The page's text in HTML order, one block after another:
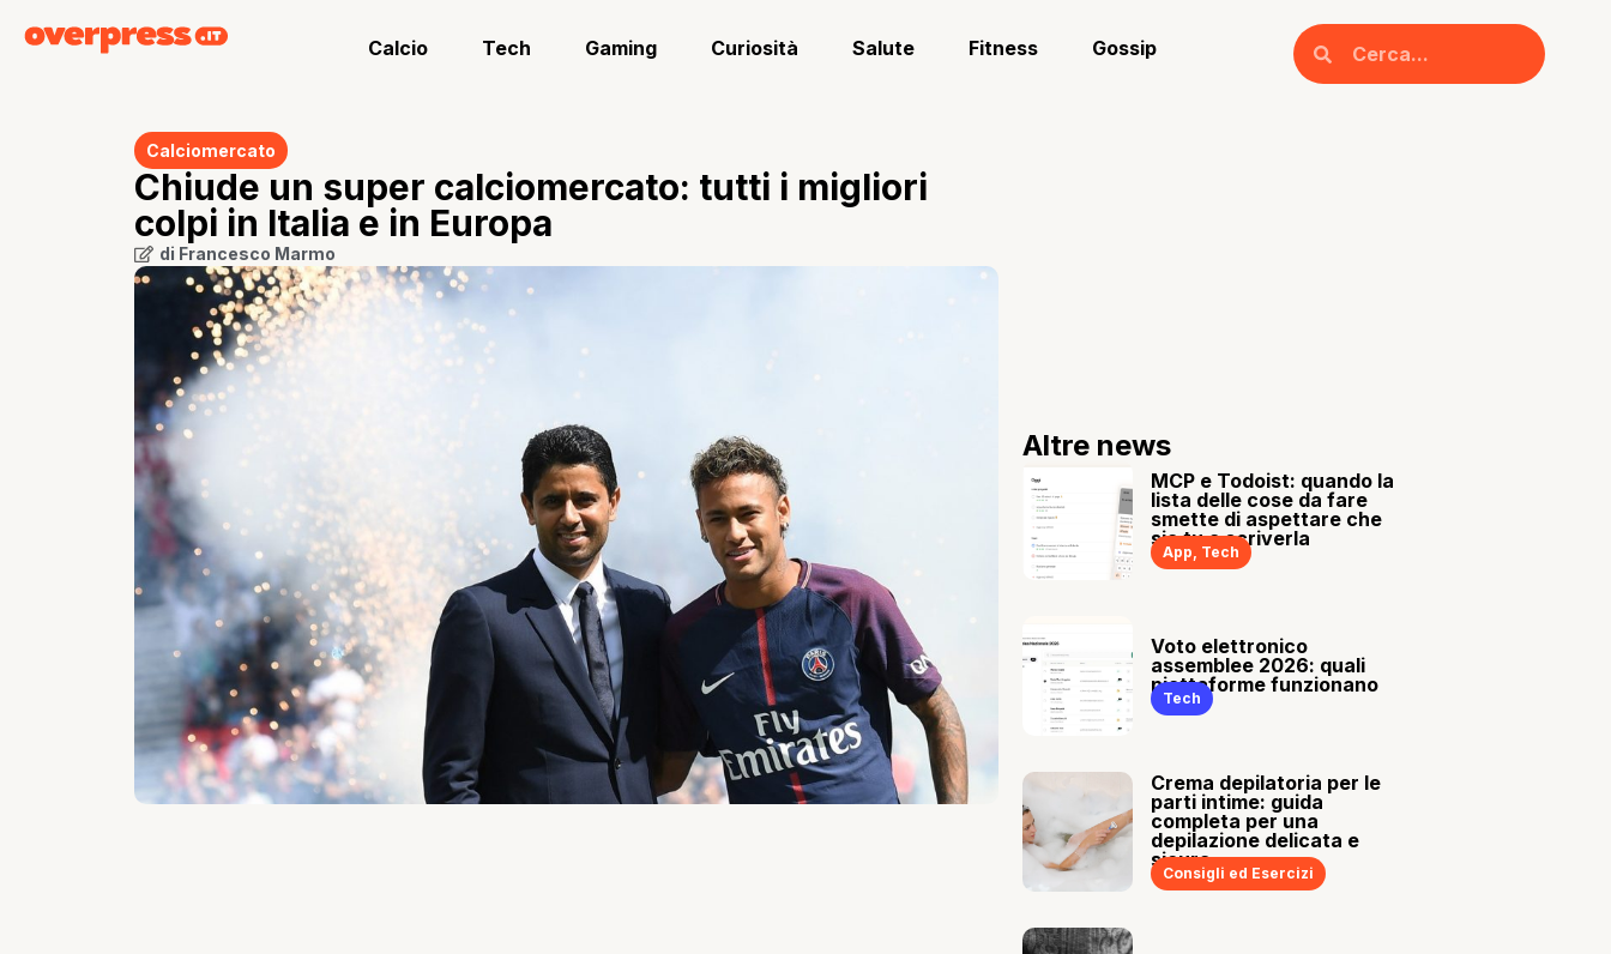
Calcio Tech Gaming Curiosità Salute Fitness Gossip
Calciomercato
Chiude un super calciomercato: tutti i migliori
colpi in Italia e in Europa
di Francesco Marmo
Altre news
MCP e Todoist: quando la
lista delle cose da fare
smette di aspettare che
sia tu a scriverla
App, Tech
Voto elettronico
assemblee 2026: quali
piattaforme funzionano
Tech
Crema depilatoria per le
parti intime: guida
completa per una
depilazione delicata e
sicura
Consigli ed Esercizi